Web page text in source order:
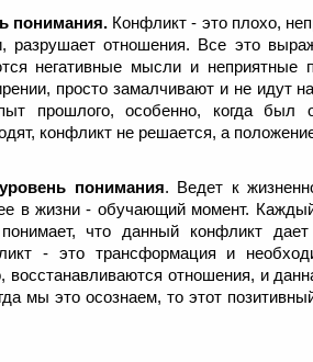
понимания. Конфликт - это плохо,
разрушает отношения. Все это
негативные мысли и неприятные
просто замалчивают и не идут
прошлого, особенно, когда
конфликт не решается, а
понимания. Ведет к
в жизни - обучающий момент.
что данный конфликт
- это трансформация и
восстанавливаются отношения, и
мы это осознаем, то этот